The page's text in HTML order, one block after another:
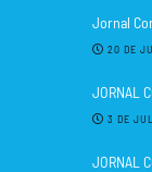
Jornal
20 DE
JORNAL
3 DE
JORNAL